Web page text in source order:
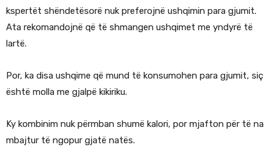
kspertët shëndetësorë nuk preferojnë ushqimin para gjumit.
Ata rekomandojnë që të shmangen ushqimet me yndyrë të
lartë.
Por, ka disa ushqime që mund të konsumohen para gjumit, siç
është molla me gjalpë kikiriku.
Ky kombinim nuk përmban shumë kalori, por mjafton për të na
mbajtur të ngopur gjatë natës.